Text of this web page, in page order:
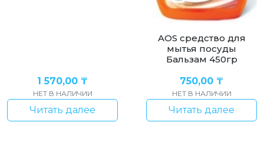
1 570,00 ₸
НЕТ В НАЛИЧИИ
Читать далее
AOS cредство для
мытья посуды
Бальзам 450гр
750,00 ₸
НЕТ В НАЛИЧИИ
Читать далее